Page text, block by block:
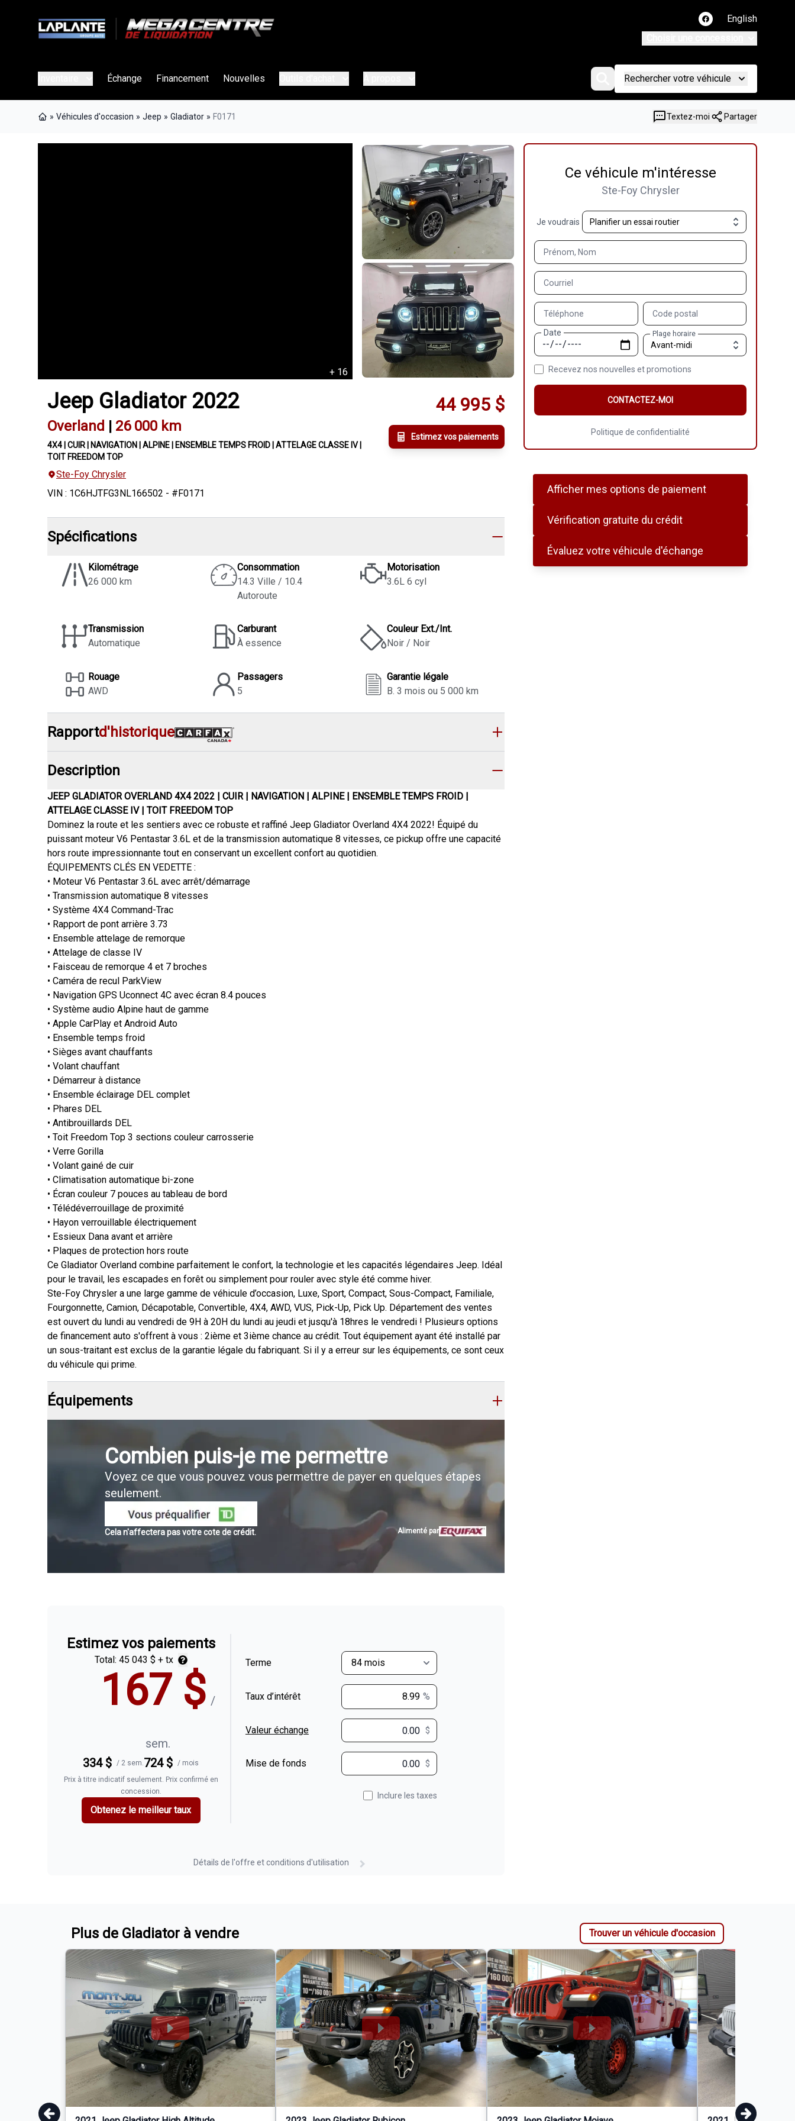
Lien vers notre page
English
Échange Financement Nouvelles Rechercher votre véhicule
» Véhicules d'occasion » Jeep » Gladiator » F0171 Textez-moi Partager
+ 16
Jeep Gladiator2022
Overland | 26 000 km
4X4 | CUIR | NAVIGATION | ALPINE | ENSEMBLE TEMPS FROID | ATTELAGE CLASSE IV |
TOIT FREEDOM TOP
Ste-Foy Chrysler
VIN : 1C6HJTFG3NL166502 - #F0171
44 995 $
Estimez vos paiements
Spécifications
Kilométrage
26 000 km
Consommation
14.3 Ville / 10.4
Autoroute
Motorisation
3.6L 6 cyl
Transmission
Automatique
Carburant
À essence
Couleur Ext./Int.
Noir / Noir
Rouage
AWD
Passagers
5
Garantie légale
B. 3 mois ou 5 000 km
Rapportd'historique
Description
JEEP GLADIATOR OVERLAND 4X4 2022 | CUIR | NAVIGATION | ALPINE | ENSEMBLE TEMPS FROID |
ATTELAGE CLASSE IV | TOIT FREEDOM TOP
Dominez la route et les sentiers avec ce robuste et raffiné Jeep Gladiator Overland 4X4 2022! Équipé du
puissant moteur V6 Pentastar 3.6L et de la transmission automatique 8 vitesses, ce pickup offre une capacité
hors route impressionnante tout en conservant un excellent confort au quotidien.
ÉQUIPEMENTS CLÉS EN VEDETTE :
• Moteur V6 Pentastar 3.6L avec arrêt/démarrage
• Transmission automatique 8 vitesses
• Système 4X4 Command-Trac
• Rapport de pont arrière 3.73
• Ensemble attelage de remorque
• Attelage de classe IV
• Faisceau de remorque 4 et 7 broches
• Caméra de recul ParkView
• Navigation GPS Uconnect 4C avec écran 8.4 pouces
• Système audio Alpine haut de gamme
• Apple CarPlay et Android Auto
• Ensemble temps froid
• Sièges avant chauffants
• Volant chauffant
• Démarreur à distance
• Ensemble éclairage DEL complet
• Phares DEL
• Antibrouillards DEL
• Toit Freedom Top 3 sections couleur carrosserie
• Verre Gorilla
• Volant gainé de cuir
• Climatisation automatique bi-zone
• Écran couleur 7 pouces au tableau de bord
• Télédéverrouillage de proximité
• Hayon verrouillable électriquement
• Essieux Dana avant et arrière
• Plaques de protection hors route
Ce Gladiator Overland combine parfaitement le confort, la technologie et les capacités légendaires Jeep. Idéal
pour le travail, les escapades en forêt ou simplement pour rouler avec style été comme hiver.
Ste-Foy Chrysler a une large gamme de véhicule d’occasion, Luxe, Sport, Compact, Sous-Compact, Familiale,
Fourgonnette, Camion, Décapotable, Convertible, 4X4, AWD, VUS, Pick-Up, Pick Up. Département des ventes
est ouvert du lundi au vendredi de 9H à 20H du lundi au jeudi et jusqu'à 18hres le vendredi ! Plusieurs options
de financement auto s'offrent à vous : 2ième et 3ième chance au crédit. Tout équipement ayant été installé par
un sous-traitant est exclus de la garantie légale du fabriquant. Si il y a erreur sur les équipements, ce sont ceux
du véhicule qui prime.
Équipements
Combien puis-je me permettre
Voyez ce que vous pouvez vous permettre de payer en quelques étapes
seulement.
Cela n'affectera pas votre cote de crédit. Alimenté par
Estimez vos paiements
Total: 45 043 $ + tx
167$ /
sem.
334$ / 2 sem.724$ / mois
Prix à titre indicatif seulement. Prix confirmé en
concession.
Obtenez le meilleur taux
Terme
Taux d’intérêt %
Valeur échange $ $
Mise de fonds $
Inclure les taxes
Détails de l'offre et conditions d'utilisation
Ce véhicule m'intéresse
Ste-Foy Chrysler
Je voudrais
Prénom, Nom
Courriel
Téléphone
Code postal
Date
Plage horaire
Recevez nos nouvelles et promotions
CONTACTEZ-MOI
Politique de confidentialité
Afficher mes options de paiement
Vérification gratuite du crédit
Évaluez votre véhicule d'échange
Plus de Gladiator à vendre Trouver un véhicule d'occasion